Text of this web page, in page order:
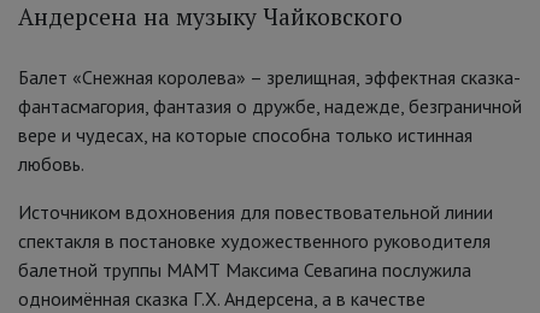
Андерсена на музыку Чайковского
Балет «Снежная королева» – зрелищная, эффектная сказка-
фантасмагория, фантазия о дружбе, надежде, безграничной
вере и чудесах, на которые способна только истинная
любовь.
Источником вдохновения для повествовательной линии
спектакля в постановке художественного руководителя
балетной труппы МАМТ Максима Севагина послужила
одноимённая сказка Г.Х. Андерсена, а в качестве